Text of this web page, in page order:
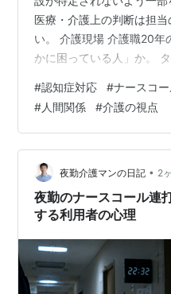
医療・介護上の判断は担
い。 介護現場 介護職20年
かに困っている人」か。
後の準備と観察がケアの質
「介護職20年の気づき。
いる人」か。」というテ
見てきたことをもとに整
ないよう、場面や時系列
確認したいこと 介護では
#認知症対応 #ナースコ
#人間関係 #介護の視点
夜勤介護マンの日記 • 2
夜勤のナースコール連
する利用者の心理